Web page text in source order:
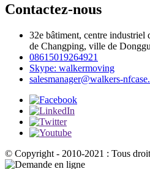
Contactez-nous
32e bâtiment, centre
de Changping, ville de
08615019264921
Skype: walkermoving
salesmanager@walkers-
© Copyright - 2010-2021 : Tous